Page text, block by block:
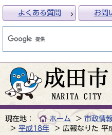
よくある質問 お問
現在地： ホーム 市政情報
平成18年
広報なりた 平